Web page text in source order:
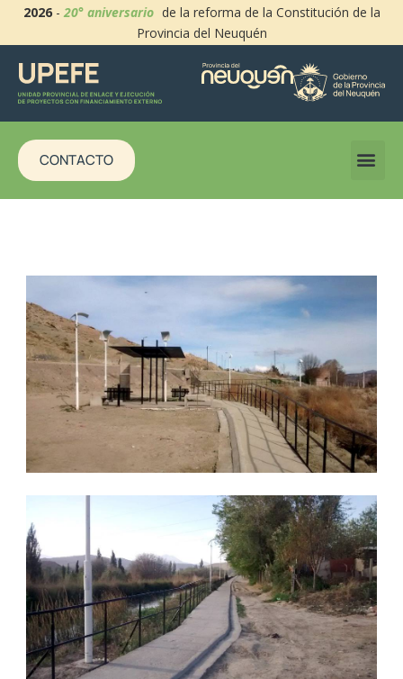
2026-20° aniversario de la reforma de la Constitución de la
Provincia del Neuquén
CONTACTO